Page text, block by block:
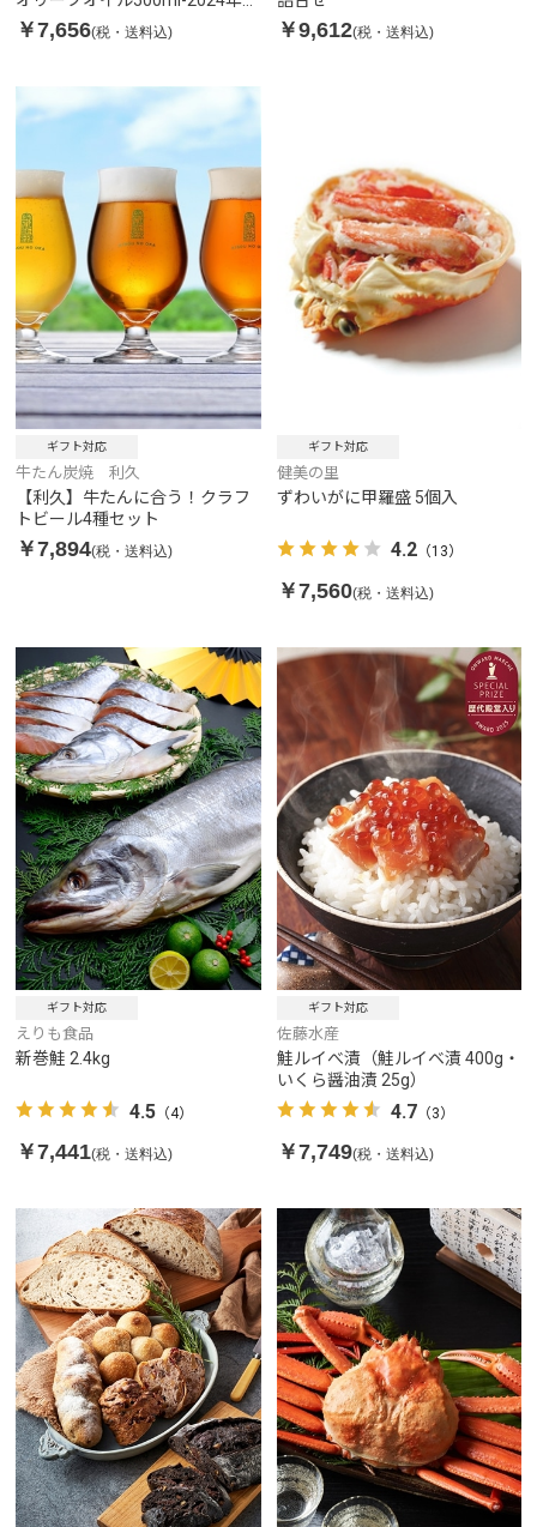
ランスオリーブオイルコンテス
ト金賞受賞
￥7,656(税・送料込) ￥9,612(税・送料込)
ギフト対応
牛たん炭焼 利久
【利久】牛たんに合う！クラフ
トビール4種セット
￥7,894(税・送料込)
ギフト対応
健美の里
ずわいがに甲羅盛 5個入
4.2（13）
￥7,560(税・送料込)
ギフト対応
えりも食品
新巻鮭 2.4kg
4.5 （4）
￥7,441(税・送料込)
ギフト対応
佐藤水産
鮭ルイべ漬（鮭ルイベ漬 400g・
いくら醤油漬 25g）
4.7（3）
￥7,749(税・送料込)